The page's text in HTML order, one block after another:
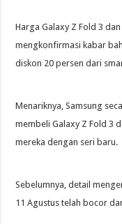
Harga Galaxy Z Fold 3
mengkonfirmasi kabar
diskon 20 persen dari
Menariknya, Samsung
membeli Galaxy Z Fold 3
mereka dengan seri baru.
Sebelumnya, detail
11 Agustus telah bocor